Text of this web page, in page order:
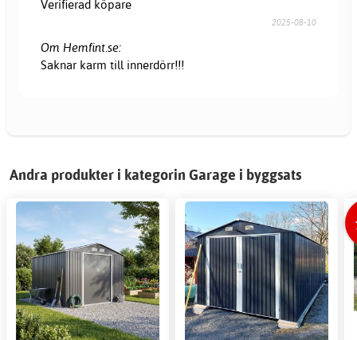
Verifierad köpare
2025-08-10
Om Hemfint.se:
Saknar karm till innerdörr!!!
Andra produkter i kategorin Garage i byggsats